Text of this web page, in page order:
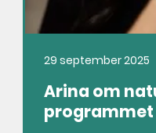
29 september 2025
Arina om
programmet